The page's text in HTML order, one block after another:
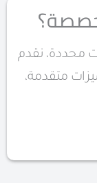
محددة، نقدم
متقدمة،